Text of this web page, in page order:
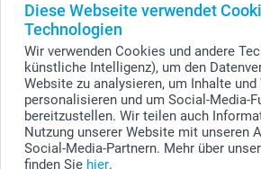
Diese Webseite verwendet
Technologien
Wir verwenden Cookies und andere
künstliche Intelligenz), um den
Website zu analysieren, um Inhalte und
personalisieren und um Social-Media-
bereitzustellen. Wir teilen auch
Nutzung unserer Website mit unseren
Social-Media-Partnern. Mehr über
finden Sie hier.
© smartphoto Group. Alle Rechte
Alle Preise verstehen sich in Schweizer Franken